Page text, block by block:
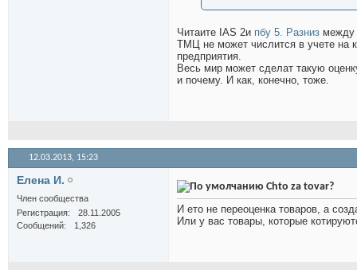
Читаите IAS 2и пбу 5. Разниз между
ТМЦ не может числится в учете на
предприятия.
Весь мир может сделат такую
и почему. И как, конечно, тоже.
12.03.2013, 15:23
Елена И.
Член сообщества
Регистрация
28.11.2005
Сообщений
1,326
Chto za tovar?
И ето не переоценка товаров, а
Или у вас товары, которые